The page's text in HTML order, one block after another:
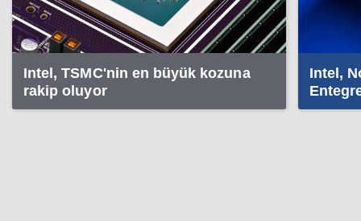
Intel, TSMC'nin en büyük kozuna
rakip oluyor
Intel,